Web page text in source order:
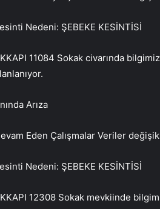
Nedeni: ŞEBEKE KESİNTİSİ
11084 Sokak civarında
Arıza
Eden Çalışmalar Veriler
Nedeni: ŞEBEKE KESİNTİSİ
12308 Sokak mevkiinde